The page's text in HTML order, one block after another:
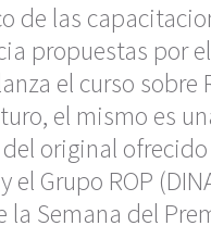
de las
propuestas por
el curso sobre
el mismo es
original ofrecido
el Grupo ROP
la Semana del